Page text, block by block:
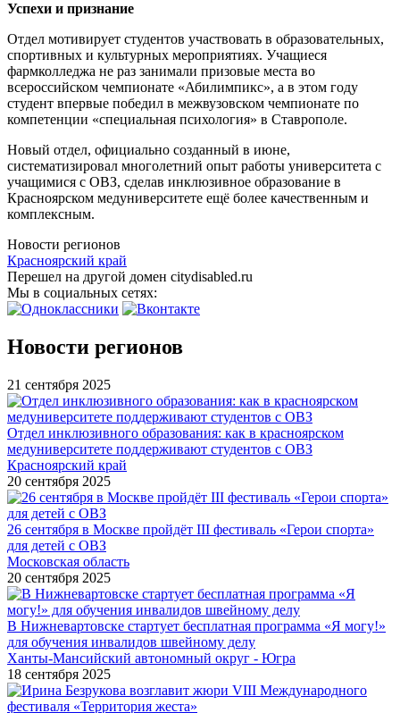
Успехи и признание
Отдел мотивирует студентов участвовать в образовательных,
спортивных и культурных мероприятиях. Учащиеся
фармколледжа не раз занимали призовые места во
всероссийском чемпионате «Абилимпикс», а в этом году
студент впервые победил в межвузовском чемпионате по
компетенции «специальная психология» в Ставрополе.
Новый отдел, официально созданный в июне,
систематизировал многолетний опыт работы университета с
учащимися с ОВЗ, сделав инклюзивное образование в
Красноярском медуниверситете ещё более качественным и
комплексным.
Новости регионов
Красноярский край
Перешел на другой домен citydisabled.ru
Мы в социальных сетях:
Новости регионов
21 сентября 2025
Отдел инклюзивного образования: как в красноярском
медуниверситете поддерживают студентов с ОВЗ
Красноярский край
20 сентября 2025
26 сентября в Москве пройдёт III фестиваль «Герои спорта»
для детей с ОВЗ
Московская область
20 сентября 2025
В Нижневартовске стартует бесплатная программа «Я могу!»
для обучения инвалидов швейному делу
Ханты-Мансийский автономный округ - Югра
18 сентября 2025